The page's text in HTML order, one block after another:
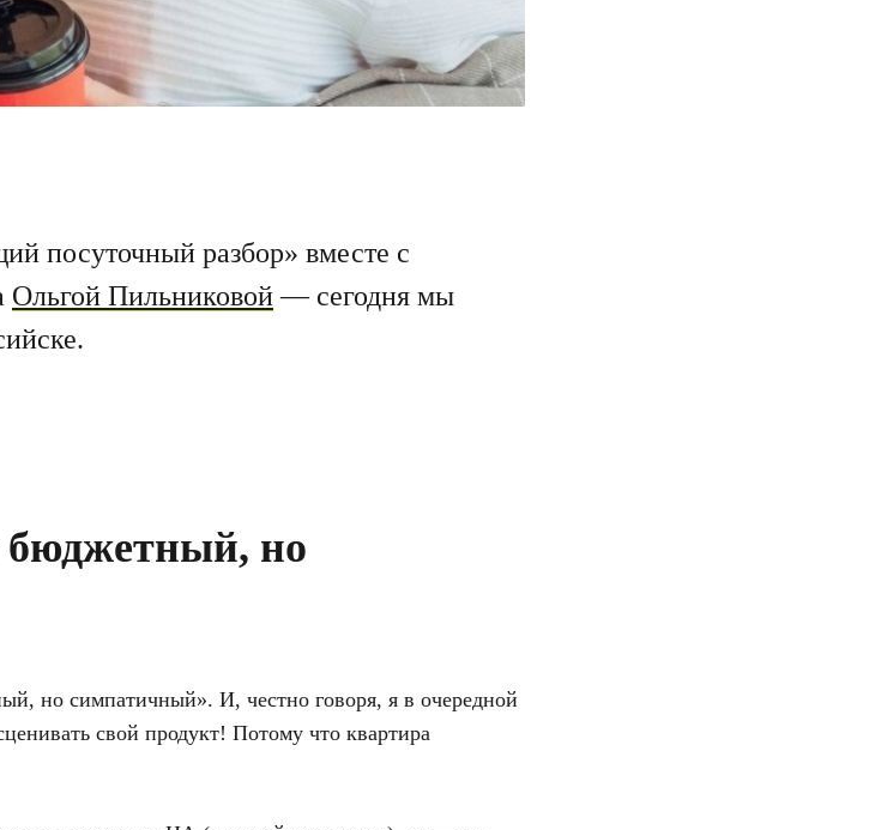
посуточный разбор» вместе с
Ольгой Пильниковой— сегодня мы
бюджетный, но
но симпатичный». И, честно говоря, я в очередной
свой продукт! Потому что квартира